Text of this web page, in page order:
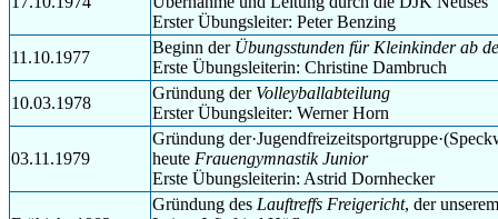
Erster Übungsleiter: Peter Benzing
11.10.1977
Beginn der Übungsstunden für Kleinkinder ab
Erste Übungsleiterin: Christine Dambruch
10.03.1978
Gründung der Volleyballabteilung
Erster Übungsleiter: Werner Horn
03.11.1979
Gründung der·Jugendfreizeitsportgruppe·
heute Frauengymnastik Junior
Erste Übungsleiterin: Astrid Dornhecker
Gründung des Lauftreffs Freigericht, der